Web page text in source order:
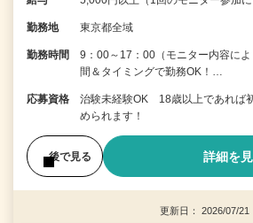
勤務地 東京都全域
勤務時間
9：00～17：00（モニター内容に
間＆タイミングで勤務OK！…
応募資格
治験未経験OK 18歳以上であれば
められます！
後で見る 詳細を
更新日： 2026/07/